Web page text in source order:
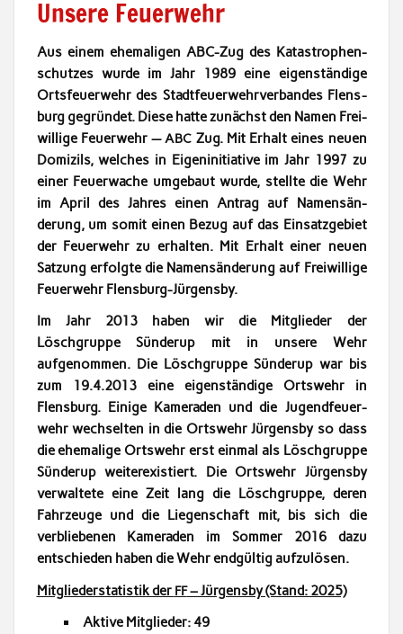
Unsere Feuerwehr
Aus einem ehe­ma­li­gen ABC-Zug des Katas­tro­phen­
schutzes wurde im Jahr 1989 eine eigen­ständi­ge
Orts­feuer­wehr des Stadt­feuer­wehrver­ban­des Flens­
burg gegrün­det. Diese hat­te zunächst den Namen Frei­
willige Feuer­wehr —ABC Zug. Mit Erhalt eines neuen
Dom­izils, welch­es in Eigenini­tia­tive im Jahr 1997 zu
ein­er Feuerwache umge­baut wurde, stellte die Wehr
im April des Jahres einen Antrag auf Namen­sän­
derung, um somit einen Bezug auf das Ein­satzge­bi­et
der Feuer­wehr zu erhal­ten. Mit Erhalt ein­er neuen
Satzung erfol­gte die Namen­sän­derung auf Frei­willige
Feuer­wehr Flensburg-Jürgensby.
Im Jahr 2013 haben wir die Mit­glieder der
Löschgruppe Sün­derup mit in unsere Wehr
aufgenom­men. Die Löschgruppe Sün­derup war bis
zum 19.4.2013 eine eigen­ständi­ge Ortswehr in
Flens­burg. Einige Kam­er­aden und die Jugend­feuer­
wehr wech­sel­ten in die Ortswehr Jür­gens­by so dass
die ehe­ma­lige Ortswehr erst ein­mal als Löschgruppe
Sün­derup weit­erex­istiert. Die Ortswehr Jür­gens­by
ver­wal­tete eine Zeit lang die Löschgruppe, deren
Fahrzeuge und die Liegen­schaft mit, bis sich die
verbliebe­nen Kam­er­aden im Som­mer 2016 dazu
entsch­ieden haben die Wehr endgültig aufzulösen.
Mit­glieder­sta­tis­tik der FF– Jür­gens­by (Stand: 2025)
Aktive Mit­glieder: 49